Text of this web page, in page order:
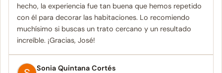
hecho, la experiencia fue tan buena que hemos repetido
con él para decorar las habitaciones. Lo recomiendo
muchísimo si buscas un trato cercano y un resultado
increíble. ¡Gracias, José!
Sonia Quintana Cortés